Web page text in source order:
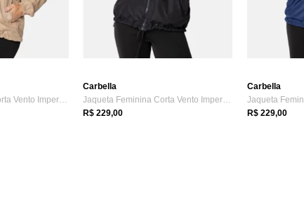
Jaqueta Feminina Corta Vento Impermeável...
Carbella
Jaqueta Feminina Corta Vento Impermeável...
R$ 229,00
Carbella
R$ 229,00